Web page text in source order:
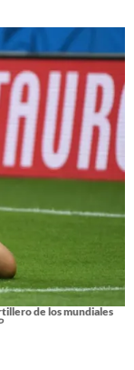
de los mundiales